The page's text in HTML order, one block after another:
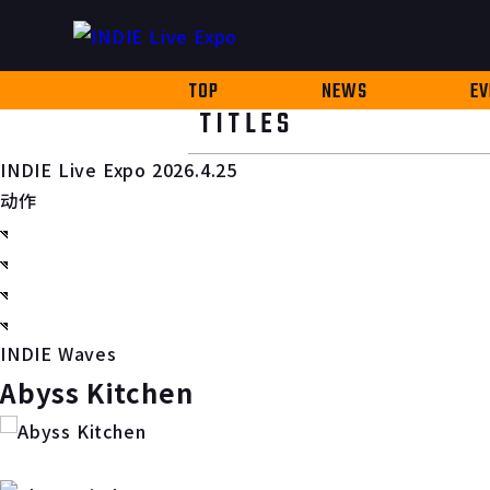
TOP NEWS
TITLES
INDIE Live Expo 2026.4.25
动作
INDIE Waves
Abyss Kitchen